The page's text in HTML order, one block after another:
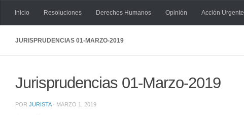
Saltar al contenido
Inicio Resoluciones Derechos Humanos Opinión Acción Urgente
JURISPRUDENCIAS 01-MARZO-2019
Jurisprudencias 01-Marzo-2019
POR JURISTA · MARZO 1, 2019